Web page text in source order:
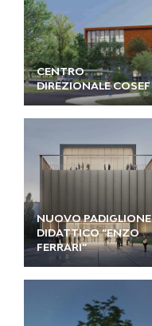
CENTRO
DIREZIONALE COSEF
NUOVO PADIGLIONE
DIDATTICO “ENZO
FERRARI”